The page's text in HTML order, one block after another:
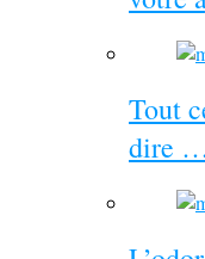
Tout
dire